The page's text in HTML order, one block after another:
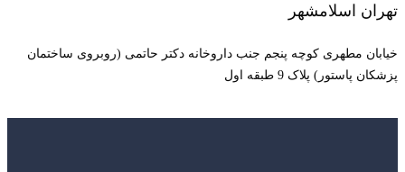
تهران اسلامشهر
خیابان مطهری کوچه پنجم جنب داروخانه دکتر حاتمی (روبروی ساختمان
پزشکان پاستور) پلاک 9 طبقه اول